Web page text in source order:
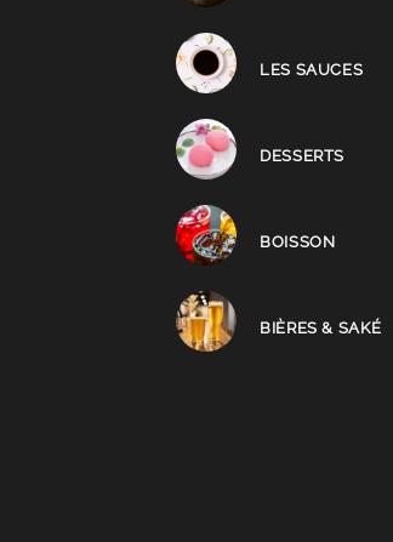
LES SAUCES
DESSERTS
BOISSON
BIÈRES & SAKÉ